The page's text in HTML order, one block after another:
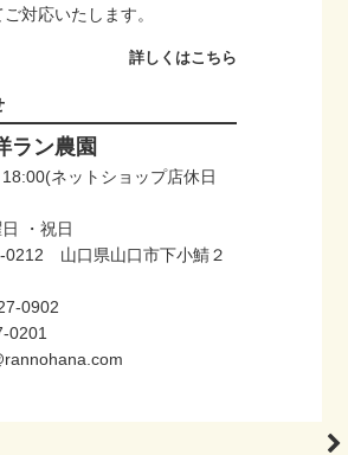
対応いたします。
詳しくはこちら
ラン農園
ネットショップ店休日
・祝日
0212 山口県山口市下小鯖２
0902
0201